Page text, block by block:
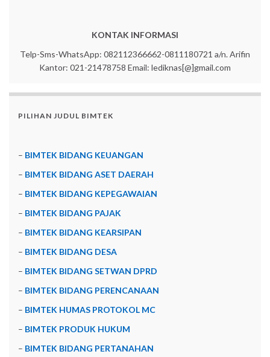
KONTAK INFORMASI
Telp-Sms-WhatsApp: 082112366662-0811180721 a/n. Arifin
Kantor: 021-21478758 Email: lediknas[@]gmail.com
PILIHAN JUDUL BIMTEK
– BIMTEK BIDANG KEUANGAN
– BIMTEK BIDANG ASET DAERAH
– BIMTEK BIDANG KEPEGAWAIAN
– BIMTEK BIDANG PAJAK
– BIMTEK BIDANG KEARSIPAN
– BIMTEK BIDANG DESA
– BIMTEK BIDANG SETWAN DPRD
– BIMTEK BIDANG PERENCANAAN
– BIMTEK HUMAS PROTOKOL MC
– BIMTEK PRODUK HUKUM
– BIMTEK BIDANG PERTANAHAN